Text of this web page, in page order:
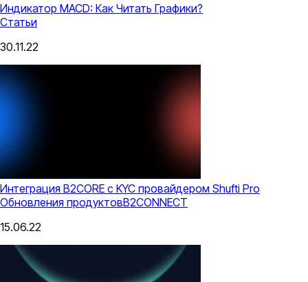
Индикатор MACD: Как Читать Графики?
Статьи
30.11.22
Интеграция B2CORE c KYC провайдером Shufti Pro
Обновления продуктовB2CONNECT
15.06.22